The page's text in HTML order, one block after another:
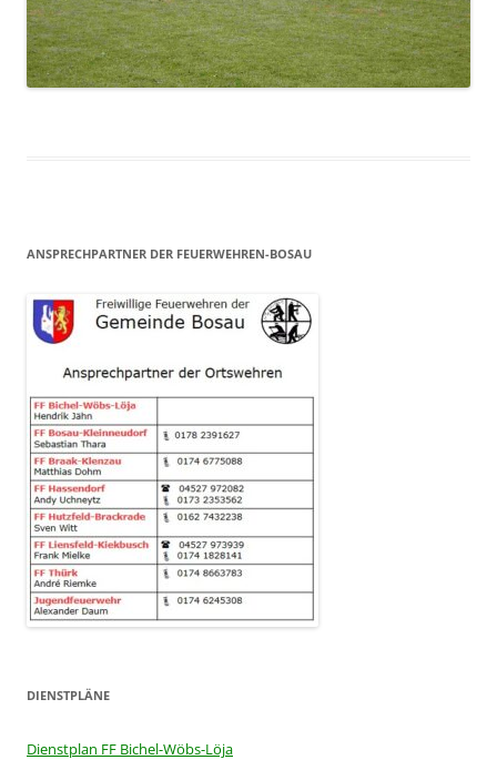
ANSPRECHPARTNER DER FEUERWEHREN-BOSAU
DIENSTPLÄNE
Dienstplan FF Bichel-Wöbs-Löja